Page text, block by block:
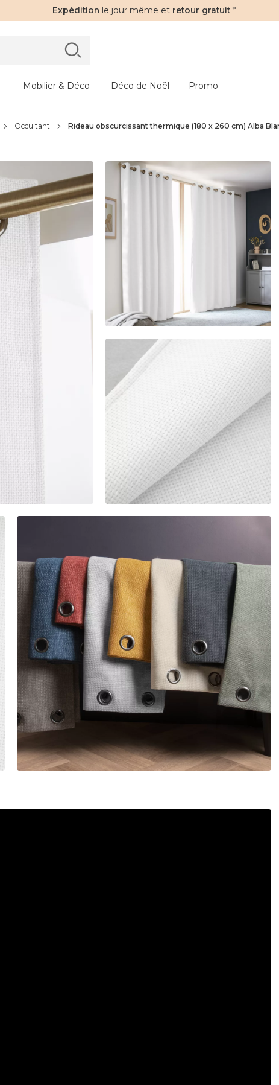
Expédition le jour même et retour gratuit *
Mobilier & Déco Déco de Noël Promo
Occultant Rideau obscurcissant thermique (180 x 260 cm) Alba